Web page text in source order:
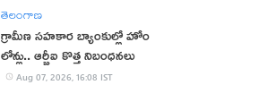
తెలంగాణ
గ్రామీణ సహకార బ్యాంకుల్లో హోం
లోన్లు.. ఆర్బీఐ కొత్త నిబంధనలు
Aug 07, 2026, 16:08 IST